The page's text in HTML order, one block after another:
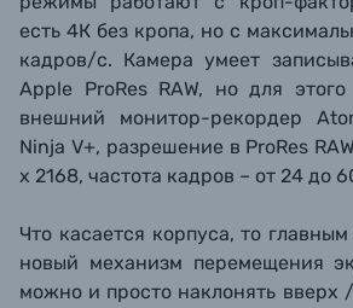
есть 4К без кропа, но с
кадров/с. Камера умеет
Apple ProRes RAW, но для этого
внешний монитор-рекордер
Ninja V+, разрешение в ProRes
x 2168, частота кадров – от 24 до
Что касается корпуса, то
новый механизм перемещения
можно и просто наклонять вверх